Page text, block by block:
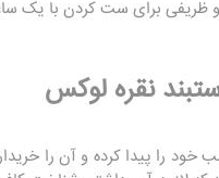
و ظریفی برای ست کردن با یک
نقره لوکس
خود را پیدا کرده و آن را